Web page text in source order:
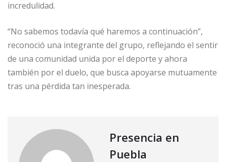
incredulidad.
“No sabemos todavía qué haremos a continuación”,
reconoció una integrante del grupo, reflejando el sentir
de una comunidad unida por el deporte y ahora
también por el duelo, que busca apoyarse mutuamente
tras una pérdida tan inesperada.
Presencia en
Puebla